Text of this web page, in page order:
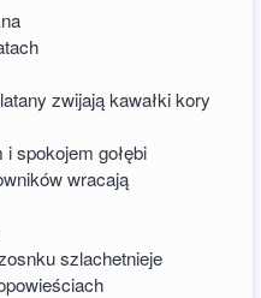
zwijają kawałki kory
spokojem gołębi
wracają
szlachetnieje